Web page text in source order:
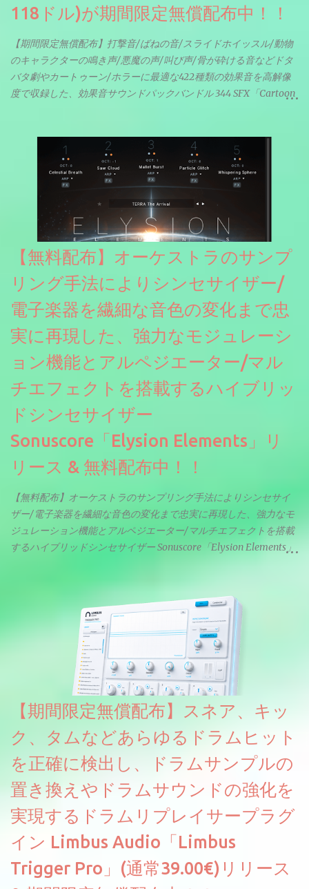
118ドル)が期間限定無償配布中！！
【期間限定無償配布】打撃音/ばねの音/スライドホイッスル/動物
のキャラクターの鳴き声/悪魔の声/叫び声/骨が砕ける音などドタ
バタ劇やカートゥーン/ホラーに最適な422種類の効果音を高解像
度で収録した、効果音サウンドパックバンドル 344 SFX「Cartoon
【無料配布】オーケストラのサンプ
リング手法によりシンセサイザー/
電子楽器を繊細な音色の変化まで忠
実に再現した、強力なモジュレーシ
ョン機能とアルペジエーター/マル
チエフェクトを搭載するハイブリッ
ドシンセサイザー
Sonuscore「Elysion Elements」リ
リース & 無料配布中！！
【無料配布】オーケストラのサンプリング手法によりシンセサイ
ザー/電子楽器を繊細な音色の変化まで忠実に再現した、強力なモ
ジュレーション機能とアルペジエーター/マルチエフェクトを搭載
するハイブリッドシンセサイザー Sonuscore「Elysion Elements」
えるようになっています。総容量も7GBを超えます。複数の設定に
より音色が作りこまれているため、あらかじめアルペジオがプロ
グラムされているプリセットも多いですが、アルペジオを切るこ
とももちろんできます。 ほとんどのシンセライブラリは、音を一
度サンプリングしてベロシティで音量を調整します。 しかし、
ELYSIONは違います。ビンテージシンセを含む様々な音源から、
複数のベロシティレイヤーにわたって録音し、各レイヤーを整形
することで、弱く演奏した場合と強く演奏した場合で、全く異な
る音色が得られます。単に音量を変えただけの同じ音ではありま
せん。
【期間限定無償配布】スネア、キッ
ク、タムなどあらゆるドラムヒット
を正確に検出し、ドラムサンプルの
置き換えやドラムサウンドの強化を
実現するドラムリプレイサープラグ
イン Limbus Audio「Limbus
Trigger Pro」(通常39.00€)リリース